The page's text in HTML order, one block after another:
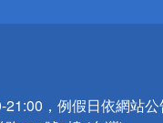
21:00，例假日依網站